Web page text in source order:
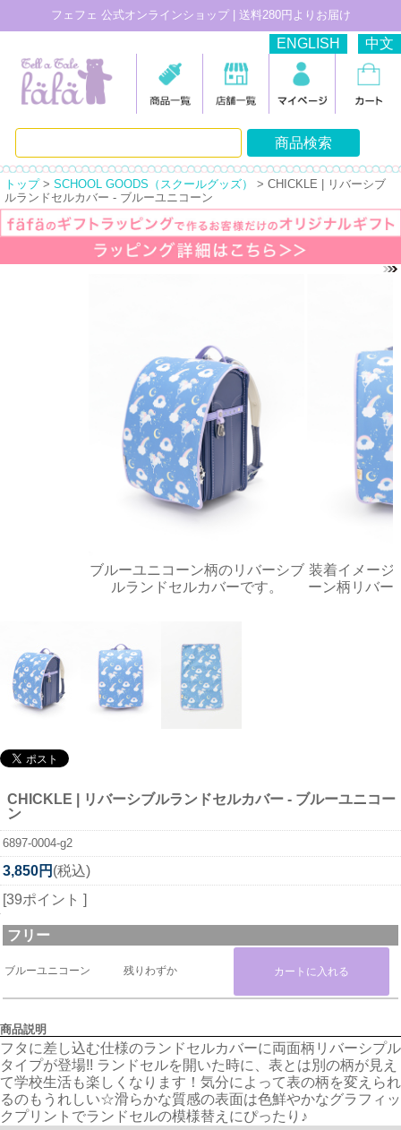
フェフェ 公式オンラインショップ | 送料280円よりお届け
ENGLISH 中文
トップ> SCHOOL GOODS（スクールグッズ）
> CHICKLE | リバーシブ
ルランドセルカバー - ブルーユニコーン
ブルーユニコーン柄のリバーシブ
ルランドセルカバーです。
装着イメージ
ーン柄リバー
CHICKLE | リバーシブルランドセルカバー - ブルーユニコー
ン
6897-0004-g2
3,850円 (税込)
[39ポイント ]
フリー
ブルーユニコーン 残りわずか
商品説明
フタに差し込む仕様のランドセルカバーに両面柄リバーシプル
タイプが登場!! ランドセルを開いた時に、表とは別の柄が見え
て学校生活も楽しくなります！気分によって表の柄を変えられ
るのもうれしい☆滑らかな質感の表面は色鮮やかなグラフィッ
クプリントでランドセルの模様替えにぴったり♪